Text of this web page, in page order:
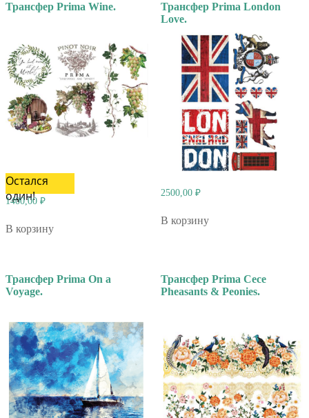
Трансфер Prima Wine.
Остался
один!
1400,00 ₽
В корзину
Трансфер Prima London
Love.
2500,00 ₽
В корзину
Трансфер Prima On a
Voyage.
Трансфер Prima Cece
Pheasants & Peonies.